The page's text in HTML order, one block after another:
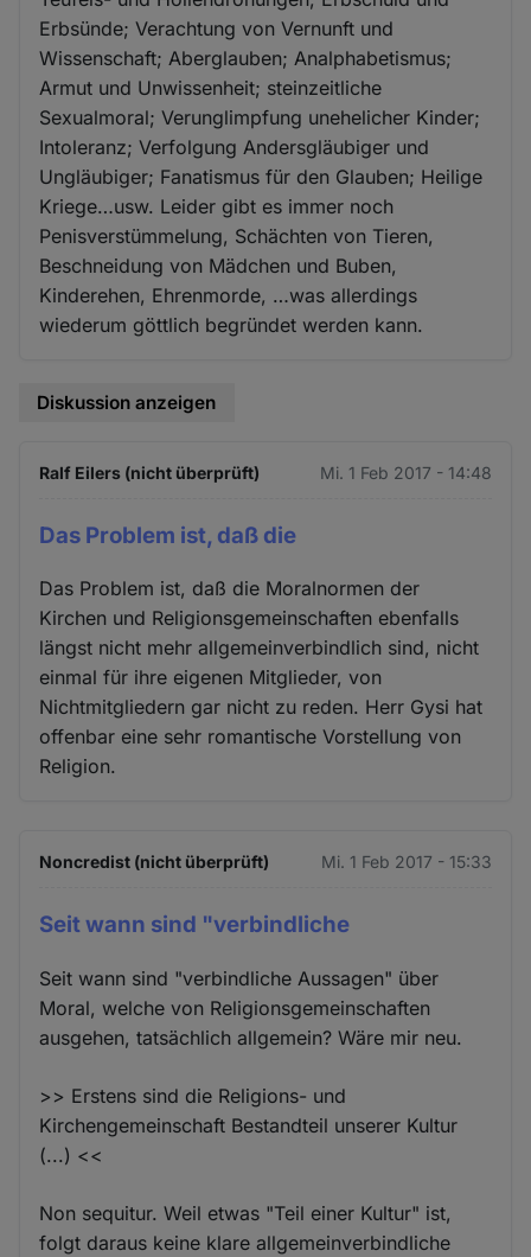
Erbsünde; Verachtung von Vernunft und
Wissenschaft; Aberglauben; Analphabetismus;
Armut und Unwissenheit; steinzeitliche
Sexualmoral; Verunglimpfung unehelicher Kinder;
Intoleranz; Verfolgung Andersgläubiger und
Ungläubiger; Fanatismus für den Glauben; Heilige
Kriege…usw. Leider gibt es immer noch
Penisverstümmelung, Schächten von Tieren,
Beschneidung von Mädchen und Buben,
Kinderehen, Ehrenmorde, …was allerdings
wiederum göttlich begründet werden kann.
Diskussion anzeigen
Ralf Eilers (nicht überprüft) Mi. 1 Feb 2017 - 14:48
Das Problem ist, daß die
Das Problem ist, daß die Moralnormen der
Kirchen und Religionsgemeinschaften ebenfalls
längst nicht mehr allgemeinverbindlich sind, nicht
einmal für ihre eigenen Mitglieder, von
Nichtmitgliedern gar nicht zu reden. Herr Gysi hat
offenbar eine sehr romantische Vorstellung von
Religion.
Noncredist (nicht überprüft) Mi. 1 Feb 2017 - 15:33
Seit wann sind "verbindliche
Seit wann sind "verbindliche Aussagen" über
Moral, welche von Religionsgemeinschaften
ausgehen, tatsächlich allgemein? Wäre mir neu.
>> Erstens sind die Religions- und
Kirchengemeinschaft Bestandteil unserer Kultur
(...) <<
Non sequitur. Weil etwas "Teil einer Kultur" ist,
folgt daraus keine klare allgemeinverbindliche